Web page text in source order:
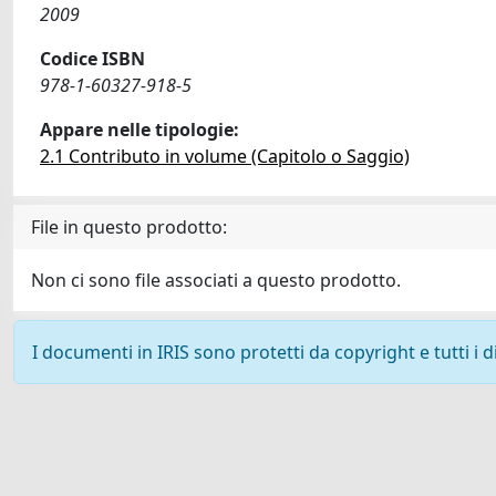
2009
Codice ISBN
978-1-60327-918-5
Appare nelle tipologie:
2.1 Contributo in volume (Capitolo o Saggio)
File in questo prodotto:
Non ci sono file associati a questo prodotto.
I documenti in IRIS sono protetti da copyright e tutti i